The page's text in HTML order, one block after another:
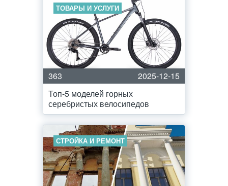
ТОВАРЫ И УСЛУГИ
363
2025-12-15
Топ-5 моделей горных
серебристых велосипедов
СТРОЙКА И РЕМОНТ